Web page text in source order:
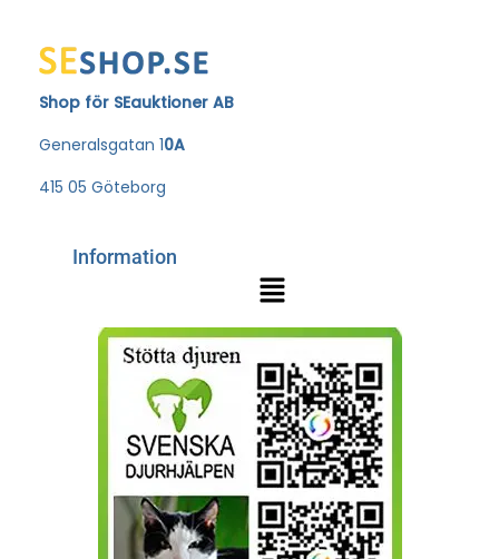
Shop för SEauktioner AB
Generalsgatan 10A
415 05 Göteborg
Information